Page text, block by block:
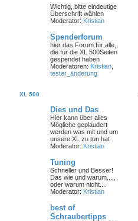
Wichtig, bitte eindeutige
Überschrift wählen
Moderator: Kristian
Spenderforum
hier das Forum für alle,
die für die XL 500Seiten
gespendet haben
Moderatoren: Kristian
tester_änderung
XL 500
Dies und Das
Hier kann über alles
Mögliche geplaudert
werden was mit und um
unsere XL zu tun hat
Moderator: Kristian
Tuning
Schneller und Besser!
Das wie und warum.....
oder warum nicht....
Moderator: Kristian
best of
Schraubertipps